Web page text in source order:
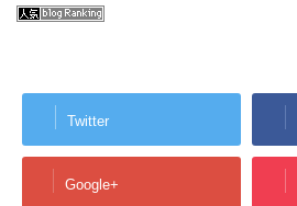
Twitter
Google+